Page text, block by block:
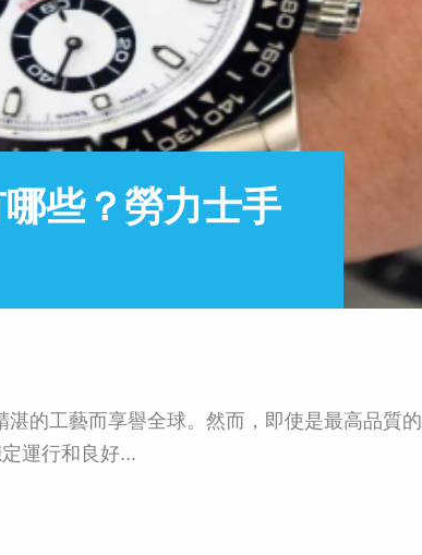
些？勞力士手
的工藝而享譽全球。然而，即使是最高品質的
運行和良好...